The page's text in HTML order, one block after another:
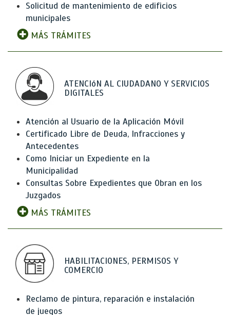
Solicitud de mantenimiento de edificios
municipales
MÁS TRÁMITES
ATENCIóN AL CIUDADANO Y SERVICIOS
DIGITALES
Atención al Usuario de la Aplicación Móvil
Certificado Libre de Deuda, Infracciones y
Antecedentes
Como Iniciar un Expediente en la
Municipalidad
Consultas Sobre Expedientes que Obran en los
Juzgados
MÁS TRÁMITES
HABILITACIONES, PERMISOS Y
COMERCIO
Reclamo de pintura, reparación e instalación
de juegos